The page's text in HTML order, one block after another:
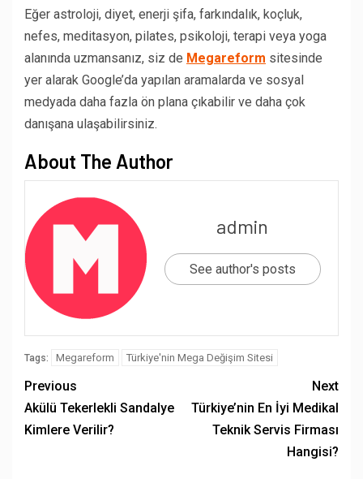
Eğer astroloji, diyet, enerji şifa, farkındalık, koçluk,
nefes, meditasyon, pilates, psikoloji, terapi veya yoga
alanında uzmansanız, siz de Megareform sitesinde
yer alarak Google’da yapılan aramalarda ve sosyal
medyada daha fazla ön plana çıkabilir ve daha çok
danışana ulaşabilirsiniz.
About The Author
admin
See author's posts
Tags: Megareform Türkiye'nin Mega Değişim Sitesi
Previous
Akülü Tekerlekli Sandalye
Kimlere Verilir?
Next
Türkiye’nin En İyi Medikal
Teknik Servis Firması
Hangisi?